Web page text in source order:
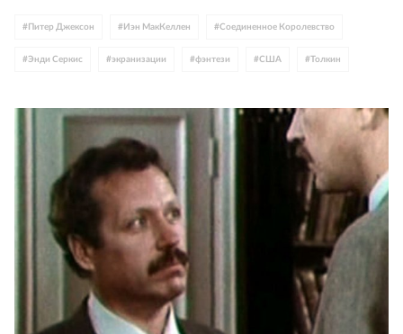
# Питер Джексон # Иэн МакКеллен #Соединенное Королевство
#Энди Серкис #экранизации #фэнтези #США #Толкин